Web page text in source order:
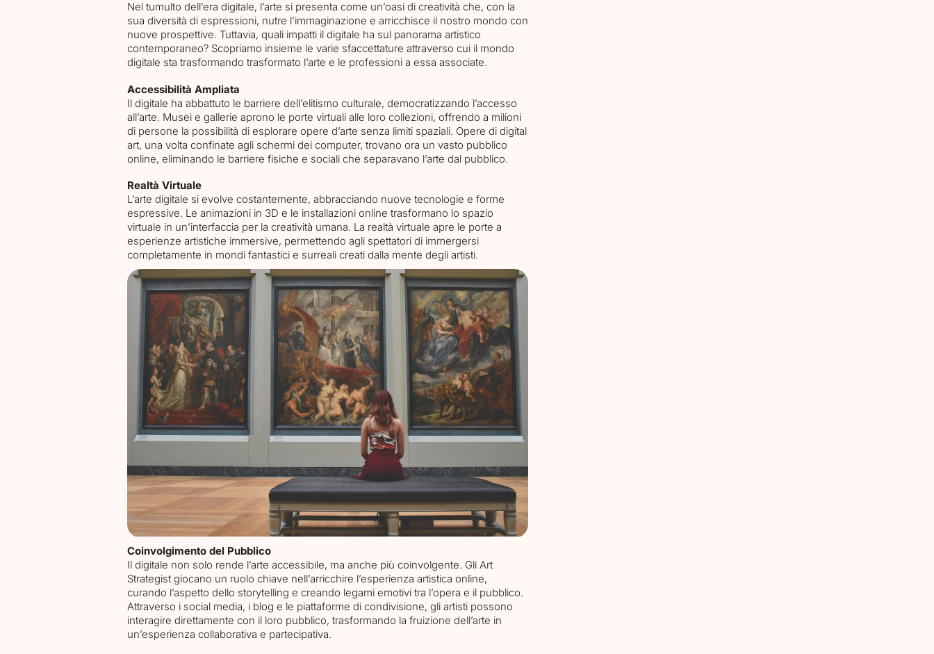
Nel tumulto dell’era digitale, l’arte si presenta come un’oasi di creatività che, con la
sua diversità di espressioni, nutre l’immaginazione e arricchisce il nostro mondo con
nuove prospettive. Tuttavia, quali impatti il digitale ha sul panorama artistico
contemporaneo? Scopriamo insieme le varie sfaccettature attraverso cui il mondo
digitale sta trasformando trasformato l’arte e le professioni a essa associate.
Accessibilità Ampliata
Il digitale ha abbattuto le barriere dell’elitismo culturale, democratizzando l’accesso
all’arte. Musei e gallerie aprono le porte virtuali alle loro collezioni, offrendo a milioni
di persone la possibilità di esplorare opere d’arte senza limiti spaziali. Opere di digital
art, una volta confinate agli schermi dei computer, trovano ora un vasto pubblico
online, eliminando le barriere fisiche e sociali che separavano l’arte dal pubblico.
Realtà Virtuale
L’arte digitale si evolve costantemente, abbracciando nuove tecnologie e forme
espressive. Le animazioni in 3D e le installazioni online trasformano lo spazio
virtuale in un’interfaccia per la creatività umana. La realtà virtuale apre le porte a
esperienze artistiche immersive, permettendo agli spettatori di immergersi
completamente in mondi fantastici e surreali creati dalla mente degli artisti.
Coinvolgimento del Pubblico
Il digitale non solo rende l’arte accessibile, ma anche più coinvolgente. Gli Art
Strategist giocano un ruolo chiave nell’arricchire l’esperienza artistica online,
curando l’aspetto dello storytelling e creando legami emotivi tra l’opera e il pubblico.
Attraverso i social media, i blog e le piattaforme di condivisione, gli artisti possono
interagire direttamente con il loro pubblico, trasformando la fruizione dell’arte in
un’esperienza collaborativa e partecipativa.